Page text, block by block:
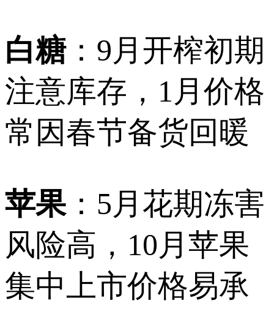
白糖：9月开榨初期
注意库存，1月价格
常因春节备货回暖
苹果：5月花期冻害
风险高，10月苹果
集中上市价格易承